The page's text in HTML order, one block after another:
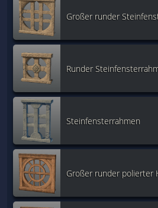
Großer runder
Runder
Steinfensterrahmen
Großer runder polierter